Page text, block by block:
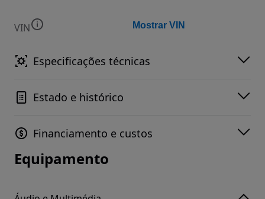
VIN Mostrar VIN
Especificações técnicas
Estado e histórico
Financiamento e custos
Equipamento